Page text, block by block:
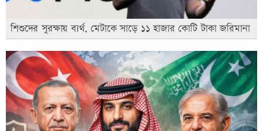
শিশুদের সুরক্ষায় ব্যর্থ, মেটাকে সাড়ে ১১ হাজার কোটি টাকা জরিমানা